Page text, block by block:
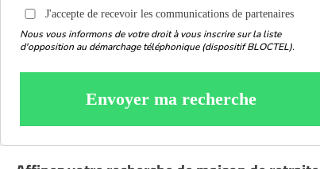
J'accepte de recevoir les communications de partenaires
Nous vous informons de votre droit à vous inscrire sur la liste
d'opposition au démarchage téléphonique (dispositif BLOCTEL).
Envoyer ma recherche